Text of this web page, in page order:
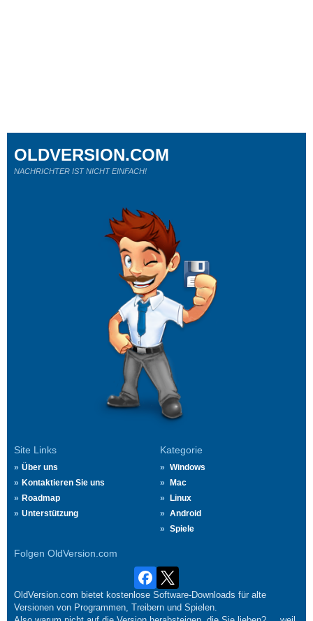
Site Links
Über uns
Kontaktieren Sie uns
Roadmap
Unterstützung
Kategorie
Windows
Mac
Linux
Android
Spiele
Folgen OldVersion.com
OLDVERSION.COM
NACHRICHTER IST NICHT EINFACH!
OldVersion.com bietet kostenlose Software-Downloads für alte
Versionen von Programmen, Treibern und Spielen.